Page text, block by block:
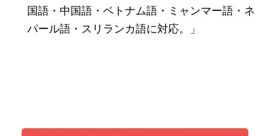
国語・中国語・ベトナム語・ミャンマー語・ネ
パール語・スリランカ語に対応。」